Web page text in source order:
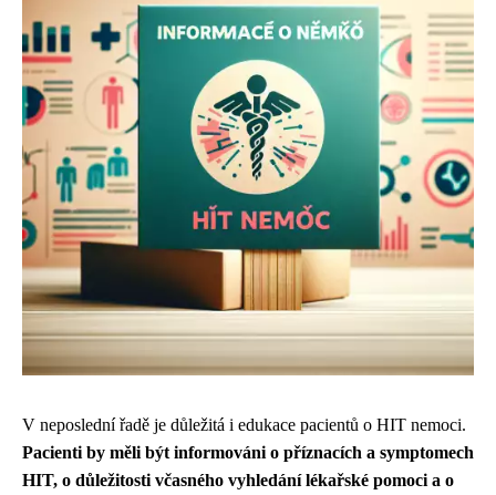
V neposlední řadě je důležitá i edukace pacientů o HIT nemoci.
Pacienti by měli být informováni o příznacích a symptomech
HIT, o důležitosti včasného vyhledání lékařské pomoci a o